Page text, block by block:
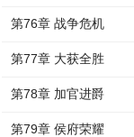
第76章 战争危机
第77章 大获全胜
第78章 加官进爵
第79章 侯府荣耀